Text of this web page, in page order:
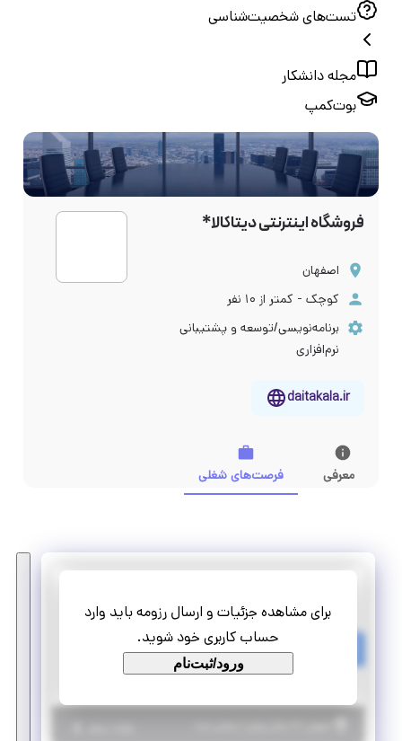
تست‌های شخصیت‌شناسی
مجله دانشکار
بوت‌کمپ
فروشگاه اینترنتی دیتاکالا*
اصفهان
کوچک - کمتر از ۱۰ نفر
برنامه‌نویسی/توسعه و پشتیبانی
نرم‌افزاری
daitakala.ir
معرفی فرصت‌های شغلی
برای مشاهده جزئیات و ارسال رزومه باید وارد
حساب کاربری خود شوید.
ورود/ثبت‌نام
تمام وقت
کارآموزی منجر ‌به استخدام